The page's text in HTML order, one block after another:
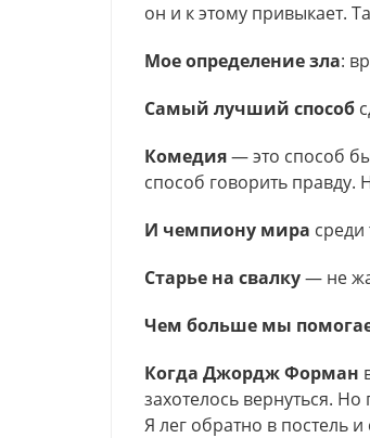
он и к этому привыкает.
Мое определение зла:
Самый лучший способ
Комедия— это способ
способ говорить правду.
И чемпиону мира
Старье на свалку— не
Чем больше мы
Когда ДжорджФорман
захотелось вернуться.
Я лег обратно в постель